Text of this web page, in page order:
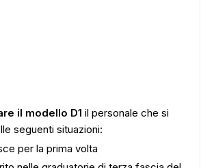
il modello D1 il personale che si
seguenti situazioni:
per la prima volta